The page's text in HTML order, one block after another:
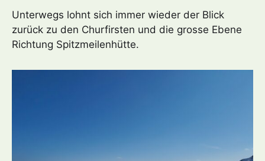
Unterwegs lohnt sich immer wieder der Blick
zurück zu den Churfirsten und die grosse Ebene
Richtung Spitzmeilenhütte.